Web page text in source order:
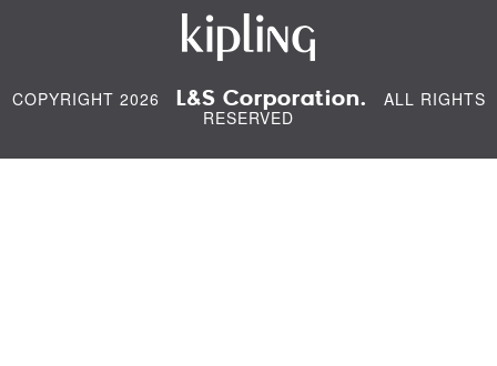
COPYRIGHT 2026 L&S Corporation.
ALL RIGHTS
RESERVED